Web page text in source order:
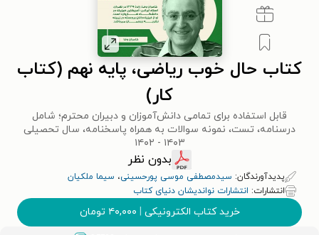
کتاب حال خوب ریاضی، پایه نهم (کتاب
کار)
قابل استفاده برای تمامی دانش‌آموزان و دبیران محترم؛ شامل
درسنامه، تست، نمونه سوالات به همراه پاسخنامه، سال تحصیلی
۱۴۰۳ - ۱۴۰۲
بدون نظر
پدیدآورندگان: سیدمصطفی موسی پورحسینی، سیما ملکیان
انتشارات: انتشارات نواندیشان دنیای کتاب
خرید کتاب الکترونیکی | ۴۰,۰۰۰ تومان